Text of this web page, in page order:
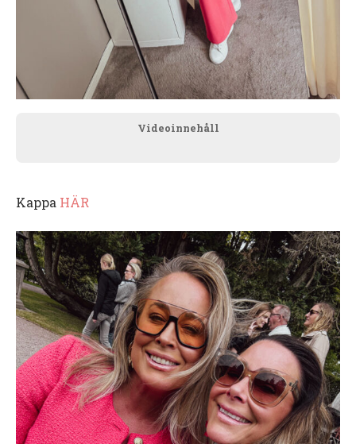
Videoinnehåll
Kappa HÄR